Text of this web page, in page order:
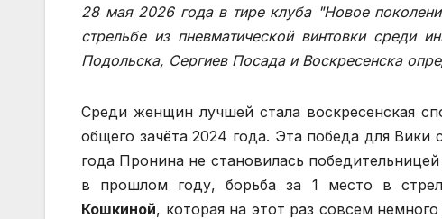
28 мая 2026 года в тире клуба "Новое
стрельбе из пневматической винтовки среди
Подольска, Сергиев Посада и Воскресенска
Среди женщин лучшей стала воскресенская
общего зачёта 2024 года. Эта победа для Вики
года Пронина не становилась
в прошлом году, борьба за 1 место в
Кошкиной, которая на этот раз совсем